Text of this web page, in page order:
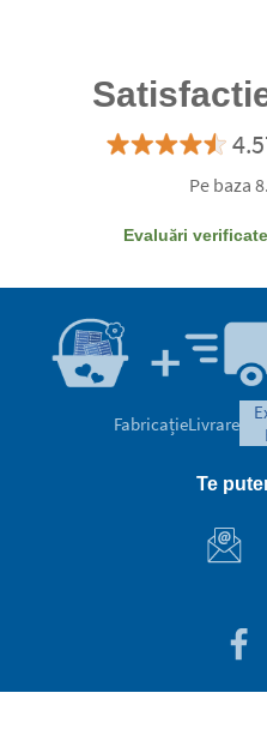
Pe baza
Evaluări
FabricațieLivrare
Te